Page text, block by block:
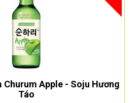
Churum Apple - Soju Hương
Táo